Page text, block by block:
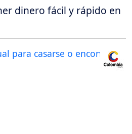
dinero fácil y rápido en